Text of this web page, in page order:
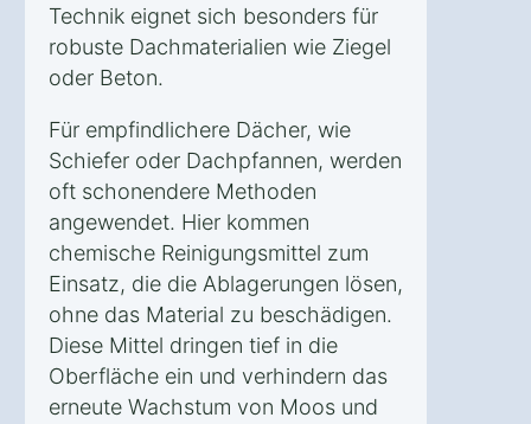
Technik eignet sich besonders für
robuste Dachmaterialien wie Ziegel
oder Beton.
Für empfindlichere Dächer, wie
Schiefer oder Dachpfannen, werden
oft schonendere Methoden
angewendet. Hier kommen
chemische Reinigungsmittel zum
Einsatz, die die Ablagerungen lösen,
ohne das Material zu beschädigen.
Diese Mittel dringen tief in die
Oberfläche ein und verhindern das
erneute Wachstum von Moos und